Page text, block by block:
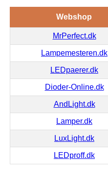
Webshop
MrPerfect.dk
Lampemesteren.dk
LEDpaerer.dk
Dioder-Online.dk
AndLight.dk
Lamper.dk
LuxLight.dk
LEDproff.dk